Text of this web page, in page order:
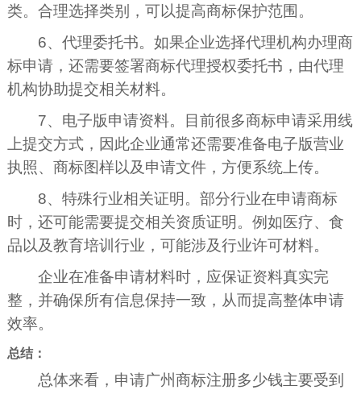
类。合理选择类别，可以提高商标保护范围。
6、代理委托书。如果企业选择代理机构办理商
标申请，还需要签署商标代理授权委托书，由代理
机构协助提交相关材料。
7、电子版申请资料。目前很多商标申请采用线
上提交方式，因此企业通常还需要准备电子版营业
执照、商标图样以及申请文件，方便系统上传。
8、特殊行业相关证明。部分行业在申请商标
时，还可能需要提交相关资质证明。例如医疗、食
品以及教育培训行业，可能涉及行业许可材料。
企业在准备申请材料时，应保证资料真实完
整，并确保所有信息保持一致，从而提高整体申请
效率。
总结：
总体来看，申请广州商标注册多少钱主要受到